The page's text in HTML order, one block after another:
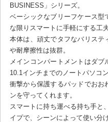
BUSINESS」シリーズ。
ベーシックなブリーフケース型
な限りスマートに手軽にする工
本体は、頑丈でタフなバリステ
や耐摩擦性は抜群。
メインコンパートメントはダ
10.1インチまでのノートパソコ
衝撃から保護するパッドでおお
ンを守ってくれます。
スマートに持ち運べる持ち手と
イプで、シーンによって使い分